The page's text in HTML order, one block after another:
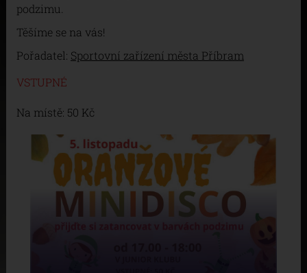
podzimu.
Těšíme se na vás!
Pořadatel: Sportovní zařízení města Příbram
VSTUPNÉ
Na místě: 50 Kč